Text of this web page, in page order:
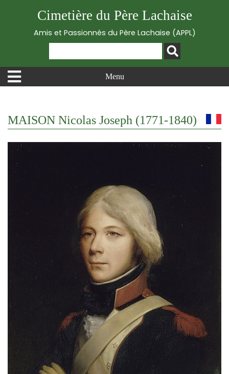
Cimetière du Père Lachaise
Amis et Passionnés du Père Lachaise (APPL)
Menu
MAISON Nicolas Joseph (1771-1840)